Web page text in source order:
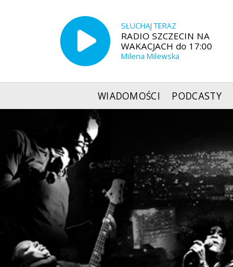
SŁUCHAJ TERAZ
RADIO SZCZECIN NA
WAKACJACH do 17:00
Milena Milewska
WIADOMOŚCI PODCASTY